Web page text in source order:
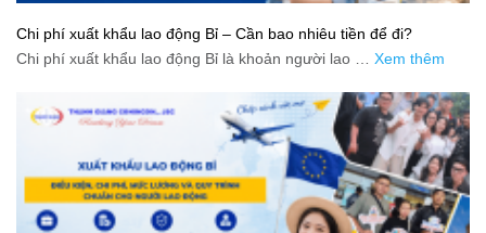
Chi phí xuất khẩu lao động Bỉ – Cần bao nhiêu tiền để đi?
Chi phí xuất khẩu lao động Bỉ là khoản người lao … Xem thêm